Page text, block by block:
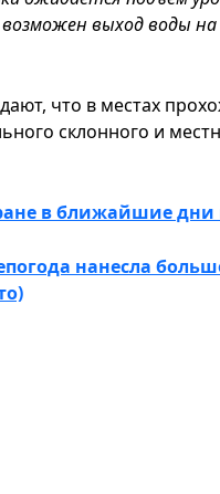
выход воды на
что в местах
склонного и
в ближайшие дни
нанесла